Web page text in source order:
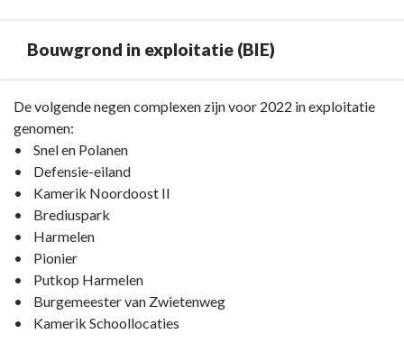
Bouwgrond in exploitatie (BIE)
Terug
naar
navigatie
Paragraaf
Grondbeleid
Bouwgrond
exploitatie
De volgende negen complexen zijn voor 2022 in exploitatie
genomen:
• Snel en Polanen
• Defensie-eiland
• Kamerik Noordoost II
• Brediuspark
• Harmelen
• Pionier
• Putkop Harmelen
• Burgemeester van Zwietenweg
• Kamerik Schoollocaties